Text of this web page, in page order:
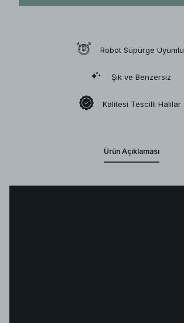
Robot Süpürge Uyumlu
Şık ve Benzersiz
Kalitesi Tescilli Halılar
Ürün Açıklaması